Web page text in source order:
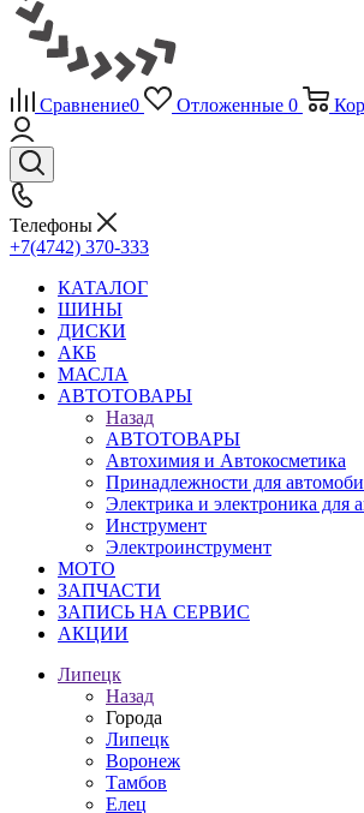
Сравнение0 Отложенные 0
Телефоны
+7(4742) 370-333
КАТАЛОГ
ШИНЫ
ДИСКИ
АКБ
МАСЛА
АВТОТОВАРЫ
Назад
АВТОТОВАРЫ
Автохимия и Автокосметика
Принадлежности для
Электрика и электроника для
Инструмент
Электроинструмент
МОТО
ЗАПЧАСТИ
ЗАПИСЬ НА СЕРВИС
АКЦИИ
Липецк
Назад
Города
Липецк
Воронеж
Тамбов
Елец